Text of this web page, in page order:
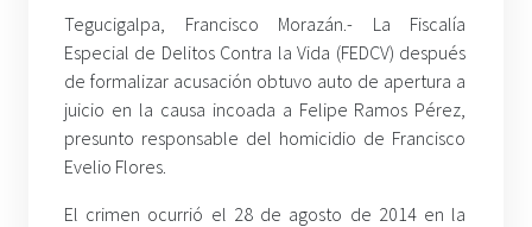
Tegucigalpa, Francisco Morazán.- La Fiscalía
Especial de Delitos Contra la Vida (FEDCV) después
de formalizar acusación obtuvo auto de apertura a
juicio en la causa incoada a Felipe Ramos Pérez,
presunto responsable del homicidio de Francisco
Evelio Flores.
El crimen ocurrió el 28 de agosto de 2014 en la